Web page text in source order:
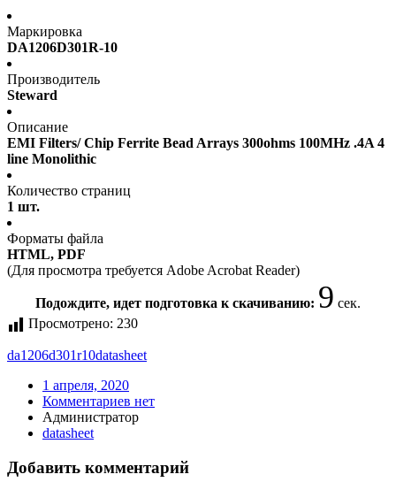
Маркировка
DA1206D301R-10
Производитель
Steward
Описание
EMI Filters/ Chip Ferrite Bead Arrays 300ohms 100MHz .4A 4
line Monolithic
Количество страниц
1 шт.
Форматы файла
HTML, PDF
(Для просмотра требуется Adobe Acrobat Reader)
Подождите, идет подготовка к скачиванию: 9 сек.
Просмотрено: 230
da1206d301r10datasheet
1 апреля, 2020
Комментариев нет
Администратор
datasheet
Добавить комментарий